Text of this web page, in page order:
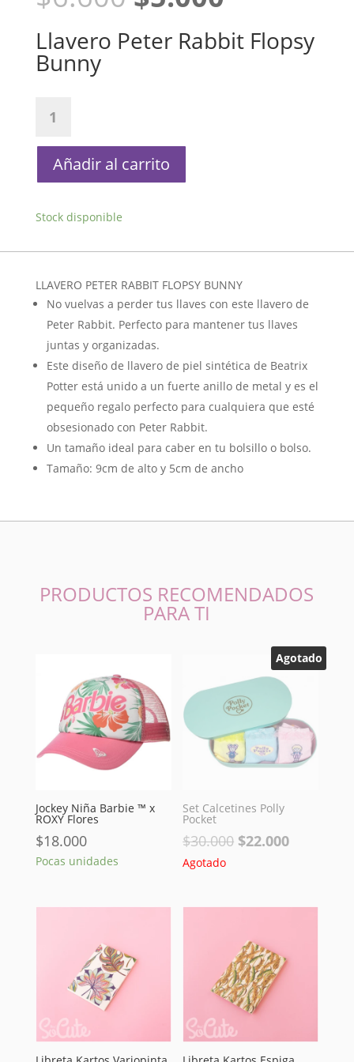
precio
original
era: actual
es:
Llavero Peter Rabbit Flopsy
Bunny
Peter
Flopsy
Bunny
Añadir al carrito
Stock disponible
LLAVERO PETER RABBIT FLOPSY BUNNY
No vuelvas a perder tus llaves con este llavero de
Peter Rabbit. Perfecto para mantener tus llaves
juntas y organizadas.
Este diseño de llavero de piel sintética de Beatrix
Potter está unido a un fuerte anillo de metal y es el
pequeño regalo perfecto para cualquiera que esté
obsesionado con Peter Rabbit.
Un tamaño ideal para caber en tu bolsillo o bolso.
Tamaño: 9cm de alto y 5cm de ancho
PRODUCTOS RECOMENDADOS
PARA TI
Jockey Niña Barbie ™ x
ROXY Flores
$18.000
Pocas unidades
Agotado
Set Calcetines Polly
Pocket
$30.000 El
$22.000El
Agotado